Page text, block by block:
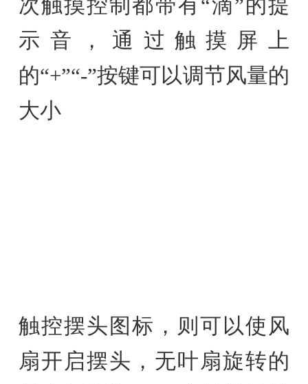
次触摸控制都带有“滴”的提
示音，通过触摸屏上
的“+”“-”按键可以调节风量的
大小
触控摆头图标，则可以使风
扇开启摆头，无叶扇旋转的